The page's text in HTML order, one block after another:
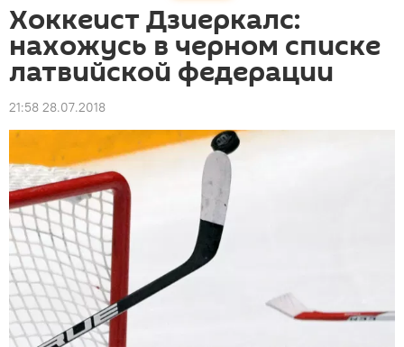
Хоккеист Дзиеркалс:
нахожусь в черном списке
латвийской федерации
21:58 28.07.2018